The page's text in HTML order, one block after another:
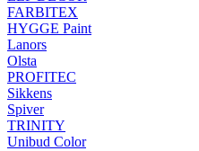
FARBITEX
HYGGE Paint
Lanors
Olsta
PROFITEC
Sikkens
Spiver
TRINITY
Unibud Color